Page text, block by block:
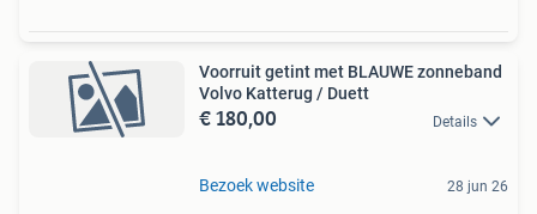
Voorruit getint met BLAUWE zonneband
Volvo Katterug / Duett
€ 180,00 Details
Bezoek website 28 jun 26